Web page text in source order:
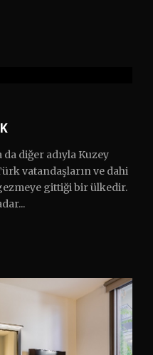
diğer adıyla Kuzey
vatandaşların ve dahi
gittiği bir ülkedir.